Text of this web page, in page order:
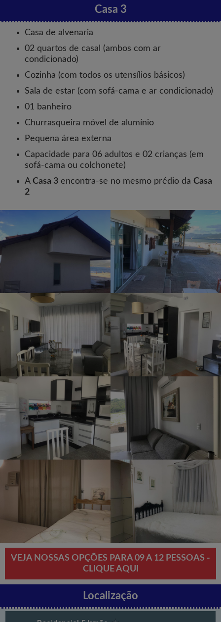
Casa 3
Casa de alvenaria
02 quartos de casal (ambos com ar
condicionado)
Cozinha (com todos os utensílios básicos)
Sala de estar (com sofá-cama e ar condicionado)
01 banheiro
Churrasqueira móvel de alumínio
Pequena área externa
Capacidade para 06 adultos e 02 crianças (em
sofá-cama ou colchonete)
A Casa 3 encontra-se no mesmo prédio da Casa
2
VEJA NOSSAS OPÇÕES PARA 09 A 12 PESSOAS -
CLIQUE AQUI
Localização